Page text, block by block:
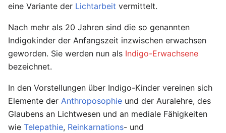
eine Variante der Lichtarbeit vermittelt.
Nach mehr als 20 Jahren sind die so genannten
Indigokinder der Anfangszeit inzwischen erwachsen
geworden. Sie werden nun als Indigo-Erwachsene
bezeichnet.
In den Vorstellungen über Indigo-Kinder vereinen sich
Elemente der Anthroposophie und der Auralehre, des
Glaubens an Lichtwesen und an mediale Fähigkeiten
wie Telepathie, Reinkarnations- und